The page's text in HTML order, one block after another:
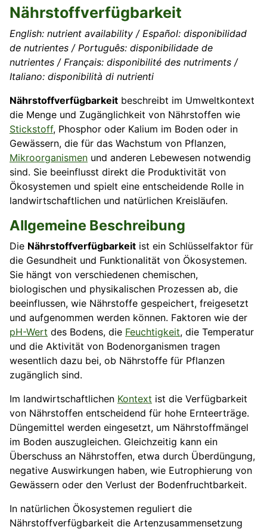
Nährstoffverfügbarkeit
English: nutrient availability / Español: disponibilidad
de nutrientes / Português: disponibilidade de
nutrientes / Français: disponibilité des nutriments /
Italiano: disponibilità di nutrienti
Nährstoffverfügbarkeit beschreibt im Umweltkontext
die Menge und Zugänglichkeit von Nährstoffen wie
Stickstoff, Phosphor oder Kalium im Boden oder in
Gewässern, die für das Wachstum von Pflanzen,
Mikroorganismen und anderen Lebewesen notwendig
sind. Sie beeinflusst direkt die Produktivität von
Ökosystemen und spielt eine entscheidende Rolle in
landwirtschaftlichen und natürlichen Kreisläufen.
Allgemeine Beschreibung
Die Nährstoffverfügbarkeit ist ein Schlüsselfaktor für
die Gesundheit und Funktionalität von Ökosystemen.
Sie hängt von verschiedenen chemischen,
biologischen und physikalischen Prozessen ab, die
beeinflussen, wie Nährstoffe gespeichert, freigesetzt
und aufgenommen werden können. Faktoren wie der
pH-Wert des Bodens, die Feuchtigkeit, die Temperatur
und die Aktivität von Bodenorganismen tragen
wesentlich dazu bei, ob Nährstoffe für Pflanzen
zugänglich sind.
Im landwirtschaftlichen Kontext ist die Verfügbarkeit
von Nährstoffen entscheidend für hohe Ernteerträge.
Düngemittel werden eingesetzt, um Nährstoffmängel
im Boden auszugleichen. Gleichzeitig kann ein
Überschuss an Nährstoffen, etwa durch Überdüngung,
negative Auswirkungen haben, wie Eutrophierung von
Gewässern oder den Verlust der Bodenfruchtbarkeit.
In natürlichen Ökosystemen reguliert die
Nährstoffverfügbarkeit die Artenzusammensetzung